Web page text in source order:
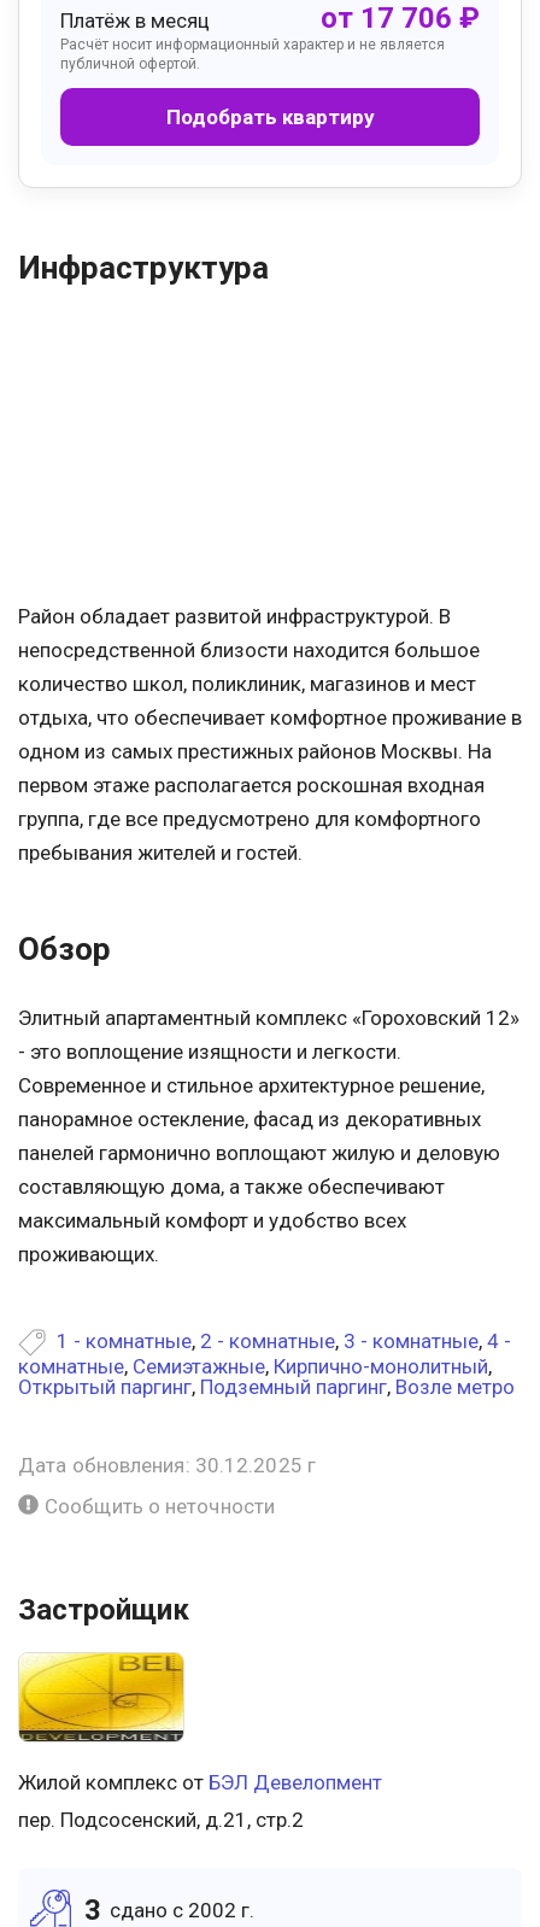
Платёж в месяц от 17 706 ₽
Расчёт носит информационный характер и не является
публичной офертой.
Подобрать квартиру
Инфраструктура
Район обладает развитой инфраструктурой. В
непосредственной близости находится большое
количество школ, поликлиник, магазинов и мест
отдыха, что обеспечивает комфортное проживание в
одном из самых престижных районов Москвы. На
первом этаже располагается роскошная входная
группа, где все предусмотрено для комфортного
пребывания жителей и гостей.
Обзор
Элитный апартаментный комплекс «Гороховский 12»
- это воплощение изящности и легкости.
Современное и стильное архитектурное решение,
панорамное остекление, фасад из декоративных
панелей гармонично воплощают жилую и деловую
составляющую дома, а также обеспечивают
максимальный комфорт и удобство всех
проживающих.
1 - комнатные, 2 - комнатные, 3 - комнатные, 4 -
комнатные, Семиэтажные, Кирпично-монолитный,
Открытый паргинг, Подземный паргинг, Возле метро
Дата обновления: 30.12.2025 г
Сообщить о неточности
Застройщик
Жилой комплекс от БЭЛ Девелопмент
пер. Подсосенский, д.21, стр.2
3 cдано c 2002 г.